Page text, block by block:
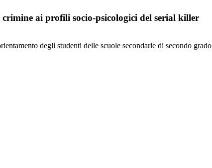
ai profili socio-psicologici del serial killer
degli studenti delle scuole secondarie di secondo grado